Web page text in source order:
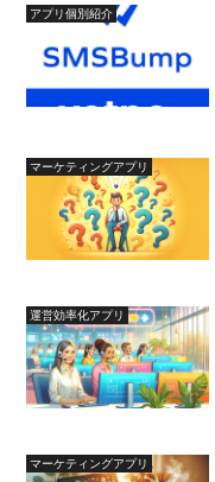
アプリ個別紹介
マーケティングアプリ
運営効率化アプリ
マーケティングアプリ